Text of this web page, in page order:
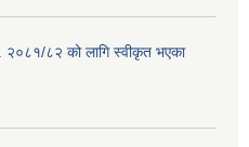
८२ को लागि स्वीकृत भएका